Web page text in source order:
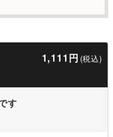
1,111円 (税込)
す